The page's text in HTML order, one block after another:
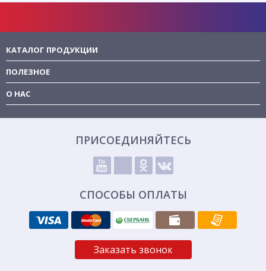
КАТАЛОГ ПРОДУКЦИИ
ПОЛЕЗНОЕ
О НАС
ПРИСОЕДИНЯЙТЕСЬ
СПОСОБЫ ОПЛАТЫ
Заказать звонок